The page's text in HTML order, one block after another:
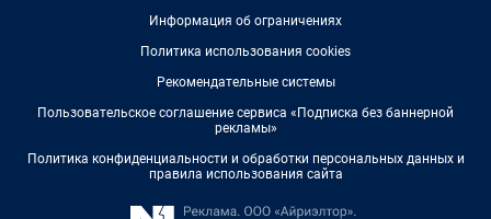
Информация об ограничениях
Политика использования cookies
Рекомендательные системы
Пользовательское соглашение сервиса «Подписка без баннерной
рекламы»
Политика конфиденциальности и обработки персональных данных и
правила использования сайта